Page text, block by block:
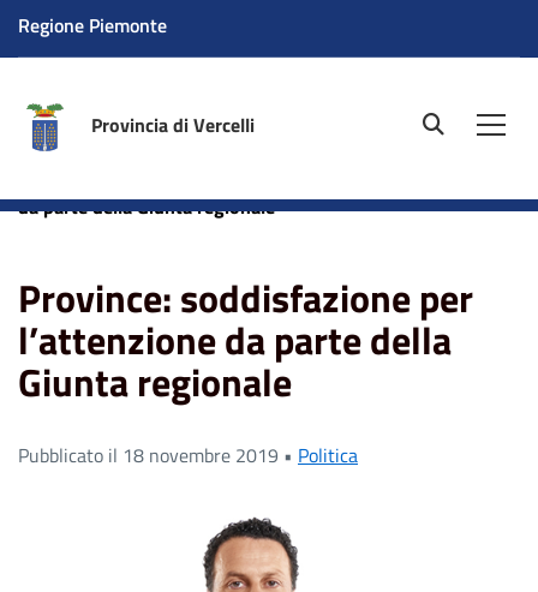
Regione Piemonte
Provincia di Vercelli site.searc
da parte della Giunta regionale
Province: soddisfazione per
l’attenzione da parte della
Giunta regionale
Pubblicato il 18 novembre 2019 • Politica